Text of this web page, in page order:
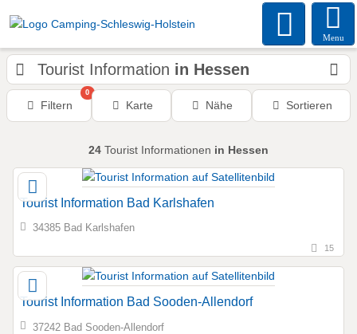
Menu
Tourist Information in Hessen
Filtern
0
Karte Nähe Sortieren
24 Tourist Informationen in Hessen
Tourist Information Bad Karlshafen
34385 Bad Karlshafen
15
Tourist Information Bad Sooden-Allendorf
37242 Bad Sooden-Allendorf